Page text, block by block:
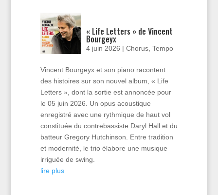
« Life Letters » de Vincent
Bourgeyx
4 juin 2026 |Chorus ,Tempo
Vincent Bourgeyx et son piano racontent
des histoires sur son nouvel album, « Life
Letters », dont la sortie est annoncée pour
le 05 juin 2026. Un opus acoustique
enregistré avec une rythmique de haut vol
constituée du contrebassiste Daryl Hall et du
batteur Gregory Hutchinson. Entre tradition
et modernité, le trio élabore une musique
irriguée de swing.
lire plus